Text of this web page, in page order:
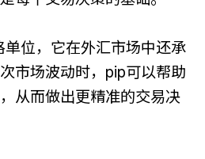
位，它在外汇市场中还承
市场波动时，pip可以帮助
从而做出更精准的交易决